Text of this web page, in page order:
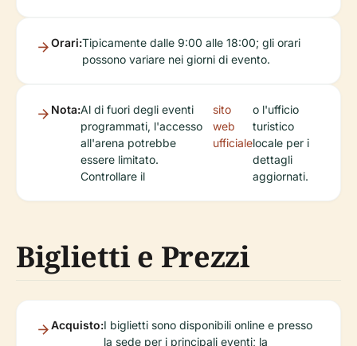
Orari:Tipicamente dalle 9:00 alle 18:00; gli orari
possono variare nei giorni di evento.
Nota:Al di fuori degli eventi
programmati, l'accesso
all'arena potrebbe
essere limitato.
Controllare il
sito
web
ufficiale
o l'ufficio
turistico
locale per i
dettagli
aggiornati.
Biglietti e Prezzi
Acquisto:I biglietti sono disponibili online e presso
la sede per i principali eventi; la